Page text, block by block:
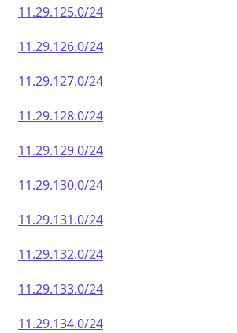
11.29.125.0/24
11.29.126.0/24
11.29.127.0/24
11.29.128.0/24
11.29.129.0/24
11.29.130.0/24
11.29.131.0/24
11.29.132.0/24
11.29.133.0/24
11.29.134.0/24